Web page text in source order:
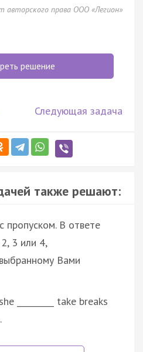
авторского права ООО «Легион»
решение
Следующая задача
также решают:
пропуском. В ответе
3 или 4,
Вами
_________ take breaks